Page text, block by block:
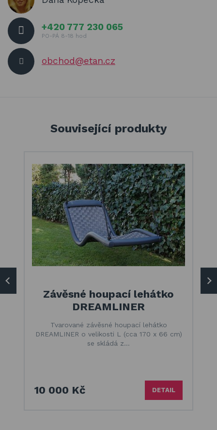
+420 777 230 065
PO-PÁ 8-18 hod
obchod@etan.cz
Související produkty
Závěsné houpací lehátko
DREAMLINER
Tvarované závěsné houpací lehátko
DREAMLINER o velikosti L (cca 170 x 66 cm)
se skládá z…
10 000 Kč DETAIL